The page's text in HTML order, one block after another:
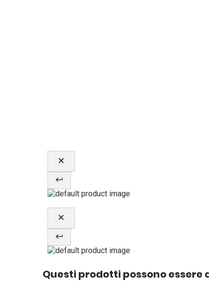
Questi prodotti possono essere